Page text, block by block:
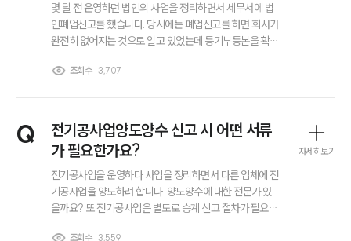
법률지식인
고객후기
전체
구성원 소개
회계감리전문변호사
몇 달 전 운영하던 법인의 사업을 정리하면서 세무서에 법
인폐업신고를 했습니다. 당시에는 폐업신고를 하면 회사가
완전히 없어지는 것으로 알고 있었는데 등기부등본을 확인
을 완전히 없애려면 별도의 법인폐업 절차를 진행해야 하
조회수 3,707
Q
전기공사업양도양수 신고 시 어떤 서류
가 필요한가요?
전기공사업을 운영하다 사업을 정리하면서 다른 업체에 전
기공사업을 양도하려 합니다. 양도양수에 대한 전문가 있
을까요? 또 전기공사업은 별도로 승계 신고 절차가 필요하
조회수 3,559
자세히보기